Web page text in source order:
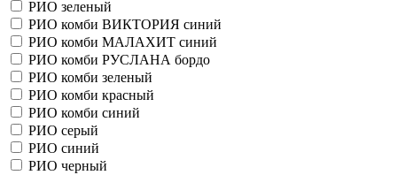
РИО зеленый
РИО комби ВИКТОРИЯ синий
РИО комби МАЛАХИТ синий
РИО комби РУСЛАНА бордо
РИО комби зеленый
РИО комби красный
РИО комби синий
РИО серый
РИО синий
РИО черный